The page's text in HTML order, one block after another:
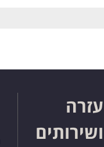
עזרה
ושירותים